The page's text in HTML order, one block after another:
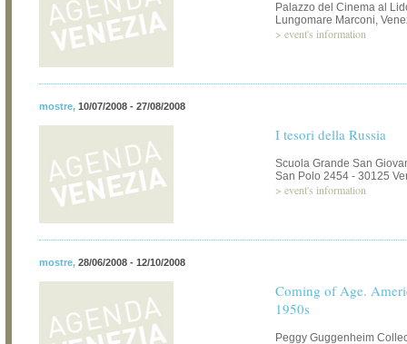
Palazzo del Cinema al
Lungomare Marconi,
> event's information
mostre, 10/07/2008 - 27/08/2008
I tesori della Russia
Scuola Grande San
San Polo 2454 - 30125
> event's information
mostre, 28/06/2008 - 12/10/2008
Coming of Age.
1950s
Peggy Guggenheim